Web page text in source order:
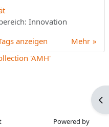
Innovation
Mehr
anzeigen
'AMH'
Powered by